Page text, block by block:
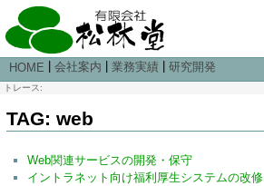
HOME 会社案内 業務実績| 研究開発
トレース:
TAG: web
Web関連サービスの開発・保守
イントラネット向け福利厚生システムの改修